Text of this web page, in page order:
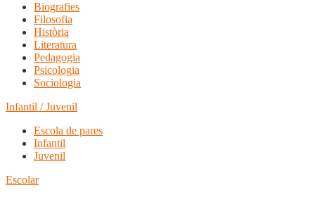
Biografies
Filosofia
Història
Literatura
Pedagogia
Psicologia
Sociologia
Infantil / Juvenil
Escola de pares
Infantil
Juvenil
Escolar